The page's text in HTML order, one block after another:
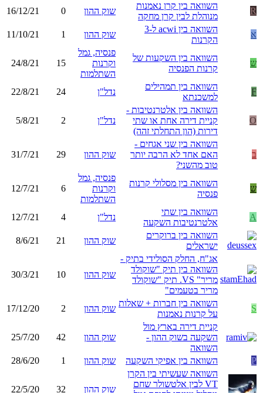
R
השוואה בין קרן נאמנות
מנוהלת לבין קרן מחקה
שוק ההון 0
16/12/21
א
השוואה בין acwi ל-3
הקרנות
שוק ההון 1
11/10/21
ש
השוואה בין השקעות של
קרנות הפנסיה
פנסיה, גמל
וקרנות
השתלמות
15
24/8/21
F
השוואה בין תמהילים
למשכנתא
נדל"ן 24
22/8/21
O
השוואה בין אלטרנטיבות -
קניית דירה אחת או שתי
דירות (הון התחלתי זהה)
נדל"ן 2
5/8/21
ב
השוואה בין שני אגחים -
האם אחד לא הרבה יותר
טוב מהשני?
שוק ההון 29
31/7/21
ש
השוואה בין מסלולי קרנות
פנסיה
פנסיה, גמל
וקרנות
השתלמות
6
12/7/21
A
השוואה בין שתי
אלטרנטיבות השקעה
נדל"ן 4
12/7/21
השוואה בין ברוקרים
ישראלים
שוק ההון 21
8/6/21
אג"ח, החלק הסולידי בתיק -
השוואה בין תיק "שוקולד
מריר" VS. תיק "שוקולד
מריר בטעמים"
שוק ההון 10
30/3/21
S
השוואה בין חברות + שאלות
על קרנות נאמנות
שוק ההון 2
17/12/20
קניית דירה בארץ מול
השקעה בשוק ההון -
השוואה
שוק ההון 42
25/7/20
P השוואה בין אפיקי השקעה שוק ההון 1
28/6/20
השוואה שעשיתי בין הקרן
VT לבין אלטשולר שחם
שוק ההון 32
22/5/20